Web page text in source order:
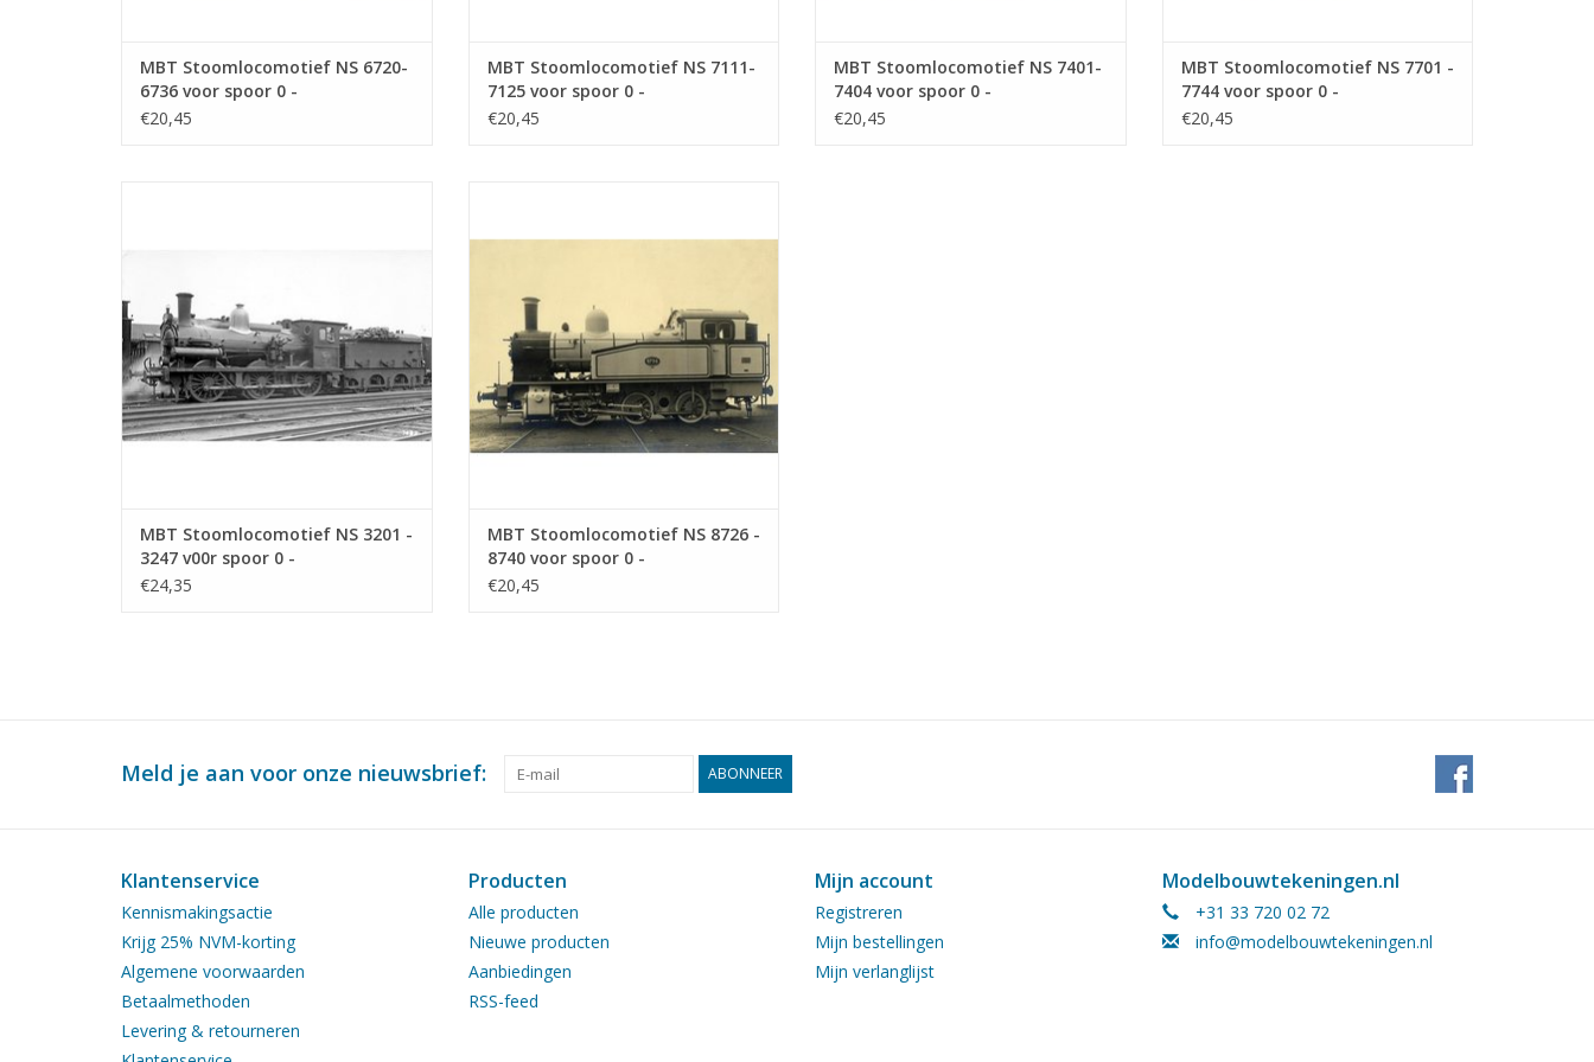
MBT Stoomlocomotief NS 6720-
6736 voor spoor 0 -
Bouwtekening Schaal 1 : 40
€20,45
MBT Stoomlocomotief NS 7111-
7125 voor spoor 0 -
Bouwtekening Schaal 1 : 40
€20,45
MBT Stoomlocomotief NS 7401-
7404 voor spoor 0 -
Bouwtekening Schaal 1 : 40
€20,45
MBT Stoomlocomotief NS 7701 -
7744 voor spoor 0 -
Bouwtekening Schaal 1 : 40
€20,45
MBT Stoomlocomotief NS 3201 -
3247 v00r spoor 0 -
Bouwtekening Schaal 1 : 40
€24,35
(29.00.111)
MBT Stoomlocomotief NS 8726 -
8740 voor spoor 0 -
Bouwtekening Schaal 1 : 40
€20,45
Meld je aan voor onze nieuwsbrief: ABONNEER
Klantenservice
Kennismakingsactie
Krijg 25% NVM-korting
Algemene voorwaarden
Betaalmethoden
Levering & retourneren
Producten
Alle producten
Nieuwe producten
Aanbiedingen
RSS-feed
Mijn account
Registreren
Mijn bestellingen
Mijn verlanglijst
Modelbouwtekeningen.nl
+31 33 720 02 72
info@modelbouwtekeningen.nl